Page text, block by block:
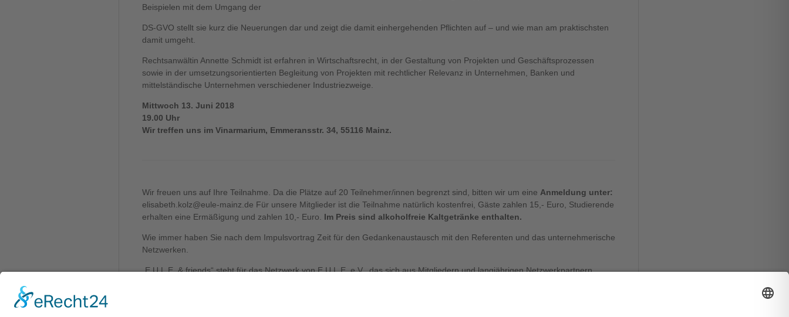
Beispielen mit dem Umgang der
DS-GVO stellt sie kurz die Neuerungen dar und zeigt die damit einhergehenden Pflichten auf – und wie man am praktischsten
damit umgeht.
Rechtsanwältin Annette Schmidt ist erfahren in Wirtschaftsrecht, in der Gestaltung von Projekten und Geschäftsprozessen
sowie in der umsetzungsorientierten Begleitung von Projekten mit rechtlicher Relevanz in Unternehmen, Banken und
mittelständische Unternehmen verschiedener Industriezweige.
Mittwoch 13. Juni 2018
19.00 Uhr
Wir treffen uns im Vinarmarium, Emmeransstr. 34, 55116 Mainz.
Wir freuen uns auf Ihre Teilnahme. Da die Plätze auf 20 Teilnehmer/innen begrenzt sind, bitten wir um eine Anmeldung unter:
elisabeth.kolz@eule-mainz.de Für unsere Mitglieder ist die Teilnahme natürlich kostenfrei, Gäste zahlen 15,- Euro, Studierende
erhalten eine Ermäßigung und zahlen 10,- Euro. Im Preis sind alkoholfreie Kaltgetränke enthalten.
Wie immer haben Sie nach dem Impulsvortrag Zeit für den Gedankenaustausch mit den Referenten und das unternehmerische
Netzwerken.
„E.U.L.E. & friends“ steht für das Netzwerk von E.U.L.E. e.V., das sich aus Mitgliedern und langjährigen Netzwerkpartnern